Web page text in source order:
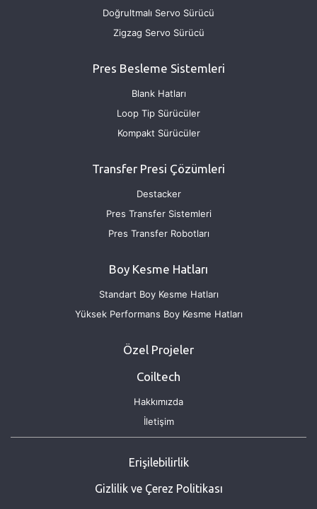
Doğrultmalı Servo Sürücü
Zigzag Servo Sürücü
Pres Besleme Sistemleri
Blank Hatları
Loop Tip Sürücüler
Kompakt Sürücüler
Transfer Presi Çözümleri
Destacker
Pres Transfer Sistemleri
Pres Transfer Robotları
Boy Kesme Hatları
Standart Boy Kesme Hatları
Yüksek Performans Boy Kesme Hatları
Özel Projeler
Coiltech
Hakkımızda
İletişim
Erişilebilirlik
Gizlilik ve Çerez Politikası